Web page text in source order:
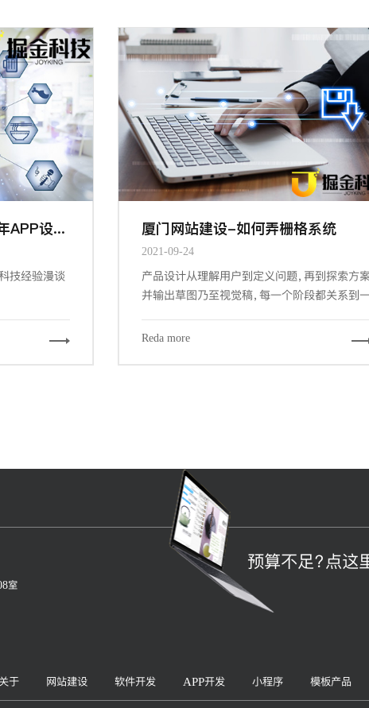
掘金科技经验慢谈/2020年APP设计趋势
技经验漫谈
厦门网站建设-如何弄栅格系统
2021-09-24
产品设计从理解用户到定义问题，再到探索方
并输出草图乃至视觉稿，每一个阶段都关系到
设计师密切相关的两个阶段，也是最大程度占据
Reda more
室
预算不足？点这
关于 网站建设 软件开发 APP开发 小程序 模板产品